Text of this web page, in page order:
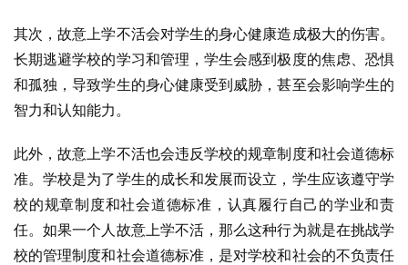
其次，故意上学不活会对学生的身心健康造成极大的伤害。
长期逃避学校的学习和管理，学生会感到极度的焦虑、恐惧
和孤独，导致学生的身心健康受到威胁，甚至会影响学生的
智力和认知能力。
此外，故意上学不活也会违反学校的规章制度和社会道德标
准。学校是为了学生的成长和发展而设立，学生应该遵守学
校的规章制度和社会道德标准，认真履行自己的学业和责
任。如果一个人故意上学不活，那么这种行为就是在挑战学
校的管理制度和社会道德标准，是对学校和社会的不负责任